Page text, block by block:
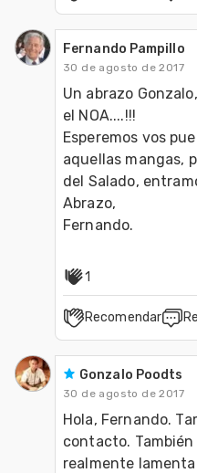
Fernando Pampillo
30 de agosto de 2017
Un abrazo
el NOA....!!!
Esperemos vos
aquellas mangas,
del Salado,
Abrazo,
Fernando.
1
Recomendar
Gonzalo Poodts
30 de agosto de 2017
Hola, Fernando.
contacto. También
realmente